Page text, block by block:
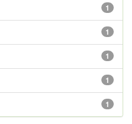
1
1
1
1
1